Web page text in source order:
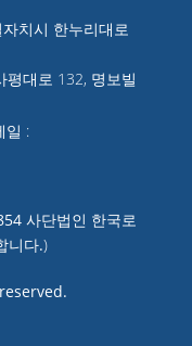
치시 한누리대로
평대로 132, 명보빌
일 :
사단법인 한국로
니다.)